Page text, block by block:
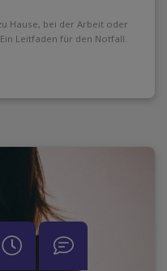
Hause, bei der Arbeit oder
Leitfaden für den Notfall.